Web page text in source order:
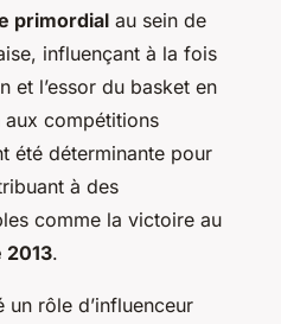
primordial au sein de
influençant à la fois
et l’essor du basket en
aux compétitions
été déterminante pour
à des
comme la victoire au
2013.
un rôle d’influenceur